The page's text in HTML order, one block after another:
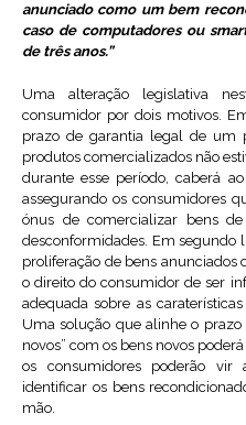
anunciado como um bem
caso de computadores ou
de três anos.”
Uma alteração legislativa
consumidor por dois motivos.
prazo de garantia legal de um
produtos comercializados não
durante esse período, caberá
assegurando os consumidores
ónus de comercializar bens
desconformidades. Em segundo
proliferação de bens anunciados
o direito do consumidor de ser
adequada sobre as
Uma solução que alinhe o
novos” com os bens novos
os consumidores poderão vir
identificar os bens
mão.